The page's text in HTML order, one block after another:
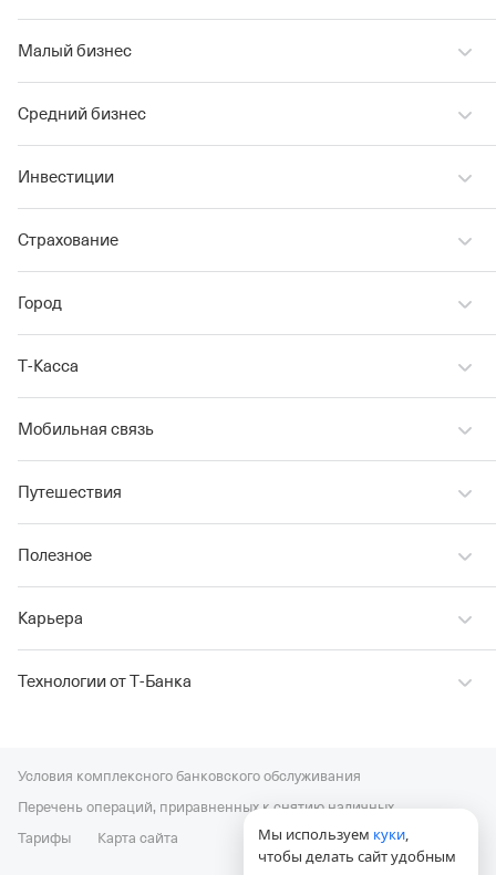
Малый бизнес
Средний бизнес
Инвестиции
Страхование
Город
Т‑Касса
Мобильная связь
Путешествия
Полезное
Карьера
Технологии от Т‑Банка
Условия комплексного банковского обслуживания
Перечень операций, приравненных к снятию наличных
Тарифы
Карта сайта Мы используем куки,
чтобы делать сайт удобным